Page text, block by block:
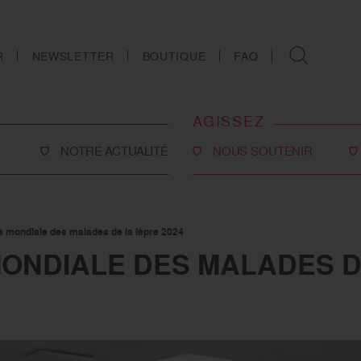
NEWSLETTER BOUTIQUE FAQ
social
NOTRE ACTUALITÉ
AGISSEZ
NOUS SOUTENIR
Devenir partenaire
mondiale des malades de la lèpre 2024
DES MALADES